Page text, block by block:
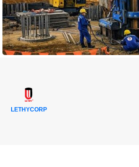
LETHYCORP